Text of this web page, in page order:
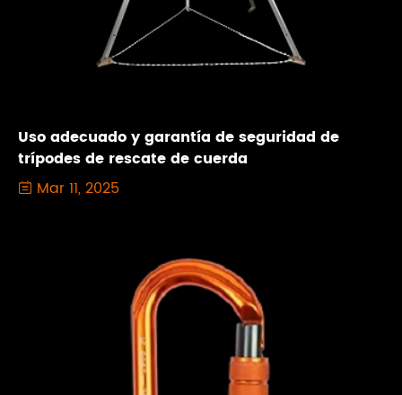
Uso adecuado y garantía de seguridad de
trípodes de rescate de cuerda
 Mar 11, 2025